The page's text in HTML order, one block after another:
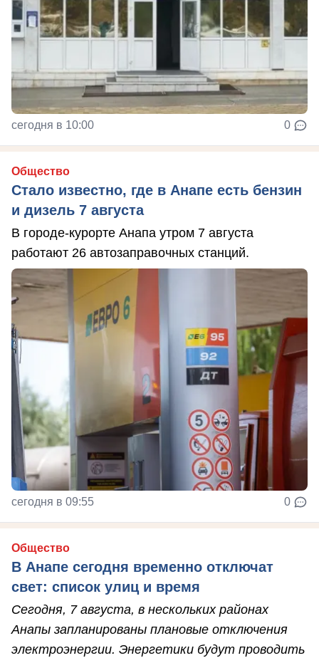
сегодня в 10:00 0
Общество
Стало известно, где в Анапе есть бензин
и дизель 7 августа
В городе-курорте Анапа утром 7 августа
работают 26 автозаправочных станций.
сегодня в 09:55 0
Общество
В Анапе сегодня временно отключат
свет: список улиц и время
Сегодня, 7 августа, в нескольких районах
Анапы запланированы плановые отключения
электроэнергии. Энергетики будут проводить